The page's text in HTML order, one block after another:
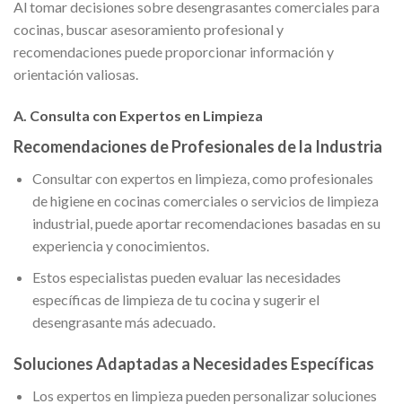
Al tomar decisiones sobre desengrasantes comerciales para
cocinas, buscar asesoramiento profesional y
recomendaciones puede proporcionar información y
orientación valiosas.
A. Consulta con Expertos en Limpieza
Recomendaciones de Profesionales de la Industria
Consultar con expertos en limpieza, como profesionales
de higiene en cocinas comerciales o servicios de limpieza
industrial, puede aportar recomendaciones basadas en su
experiencia y conocimientos.
Estos especialistas pueden evaluar las necesidades
específicas de limpieza de tu cocina y sugerir el
desengrasante más adecuado.
Soluciones Adaptadas a Necesidades Específicas
Los expertos en limpieza pueden personalizar soluciones